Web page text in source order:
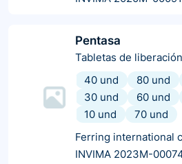
Pentasa
Tabletas de
40 und
80 und
30 und
60 und
10 und
70 und
Ferring international
INVIMA 2023M-